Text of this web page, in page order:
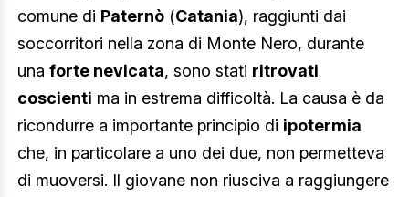
comune di Paternò (Catania), raggiunti dai
soccorritori nella zona di Monte Nero, durante
una forte nevicata, sono stati ritrovati
coscienti ma in estrema difficoltà. La causa è da
ricondurre a importante principio di ipotermia
che, in particolare a uno dei due, non permetteva
di muoversi. Il giovane non riusciva a raggiungere